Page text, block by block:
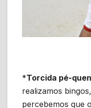
*Torcida pé-
realizamos
percebemos que